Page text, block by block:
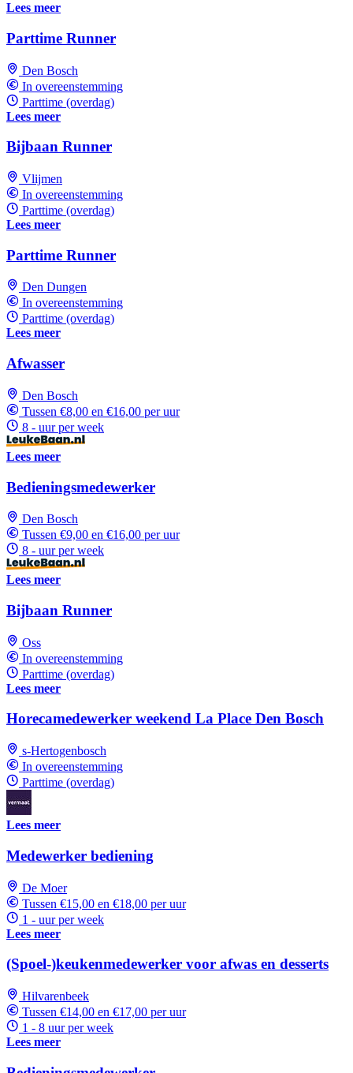
Lees meer
Parttime Runner
Den Bosch
In overeenstemming
Parttime (overdag)
Lees meer
Bijbaan Runner
Vlijmen
In overeenstemming
Parttime (overdag)
Lees meer
Parttime Runner
Den Dungen
In overeenstemming
Parttime (overdag)
Lees meer
Afwasser
Den Bosch
Tussen €8,00 en €16,00 per uur
8 - uur per week
Lees meer
Bedieningsmedewerker
Den Bosch
Tussen €9,00 en €16,00 per uur
8 - uur per week
Lees meer
Bijbaan Runner
Oss
In overeenstemming
Parttime (overdag)
Lees meer
Horecamedewerker weekend La Place Den Bosch
s-Hertogenbosch
In overeenstemming
Parttime (overdag)
Lees meer
Medewerker bediening
De Moer
Tussen €15,00 en €18,00 per uur
1 - uur per week
Lees meer
(Spoel-)keukenmedewerker voor afwas en desserts
Hilvarenbeek
Tussen €14,00 en €17,00 per uur
1 - 8 uur per week
Lees meer